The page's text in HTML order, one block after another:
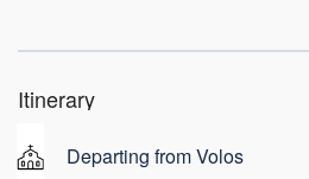
Itinerary
Departing from Volos